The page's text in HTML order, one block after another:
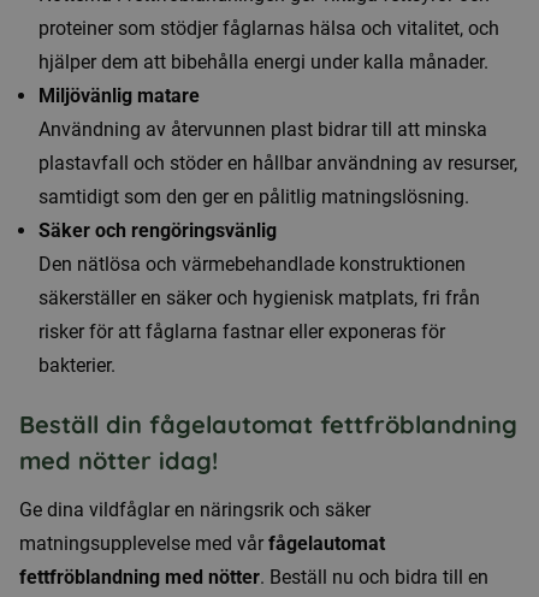
proteiner som stödjer fåglarnas hälsa och vitalitet, och
hjälper dem att bibehålla energi under kalla månader.
Miljövänlig matare
Användning av återvunnen plast bidrar till att minska
plastavfall och stöder en hållbar användning av resurser,
samtidigt som den ger en pålitlig matningslösning.
Säker och rengöringsvänlig
Den nätlösa och värmebehandlade konstruktionen
säkerställer en säker och hygienisk matplats, fri från
risker för att fåglarna fastnar eller exponeras för
bakterier.
Beställ din fågelautomat fettfröblandning
med nötter idag!
Ge dina vildfåglar en näringsrik och säker
matningsupplevelse med vår fågelautomat
fettfröblandning med nötter. Beställ nu och bidra till en